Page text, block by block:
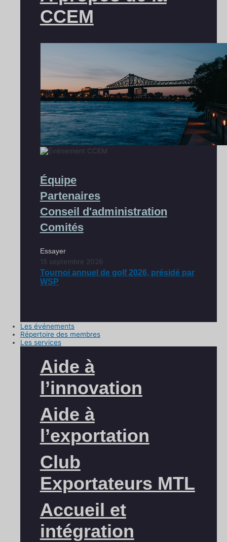
CCEM
Équipe
Partenaires
Conseil d'administration
Comités
Essayer
15 septembre 2026
Tournoi annuel de golf 2026, présidé par
WSP
Les événements
Répertoire des membres
Les services
Aide à
l’innovation
Aide à
l’exportation
Club
Exportateurs MTL
Accueil et
intégration